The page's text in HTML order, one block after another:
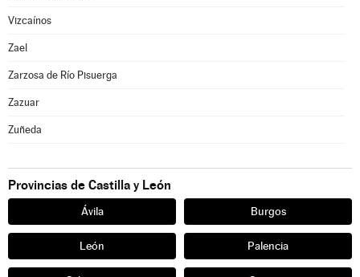
Vizcaínos
Zael
Zarzosa de Río Pisuerga
Zazuar
Zuñeda
Provincias de Castilla y León
Ávila Burgos
León Palencia